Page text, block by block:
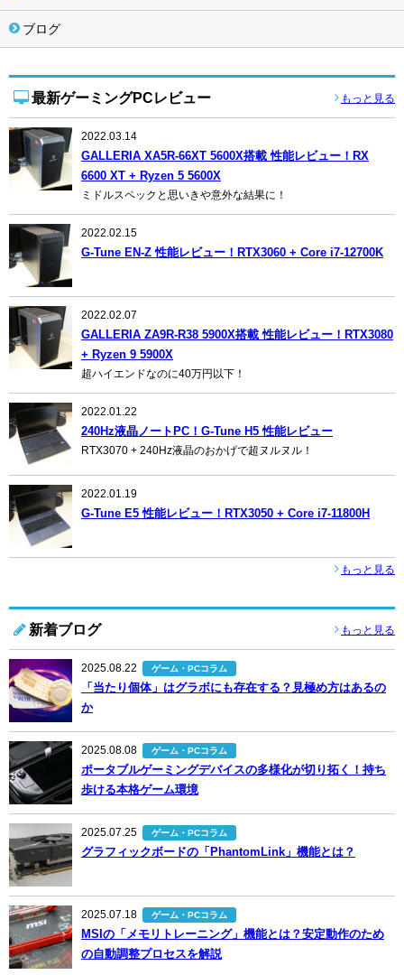
ブログ
最新ゲーミングPCレビュー もっと見る
2022.03.14
GALLERIA XA5R-66XT 5600X搭載 性能レビュー！RX
6600 XT + Ryzen 5 5600X
ミドルスペックと思いきや意外な結果に！
2022.02.15
G-Tune EN-Z 性能レビュー！RTX3060 + Core i7-12700K
2022.02.07
GALLERIA ZA9R-R38 5900X搭載 性能レビュー！RTX3080
+ Ryzen 9 5900X
超ハイエンドなのに40万円以下！
2022.01.22
240Hz液晶ノートPC！G-Tune H5 性能レビュー
RTX3070 + 240Hz液晶のおかげで超ヌルヌル！
2022.01.19
G-Tune E5 性能レビュー！RTX3050 + Core i7-11800H
もっと見る
新着ブログ もっと見る
2025.08.22 ゲーム・PCコラム
「当たり個体」はグラボにも存在する？見極め方はあるの
か
2025.08.08 ゲーム・PCコラム
ポータブルゲーミングデバイスの多様化が切り拓く！持ち
歩ける本格ゲーム環境
2025.07.25 ゲーム・PCコラム
グラフィックボードの「PhantomLink」機能とは？
2025.07.18 ゲーム・PCコラム
MSIの「メモリトレーニング」機能とは？安定動作のため
の自動調整プロセスを解説